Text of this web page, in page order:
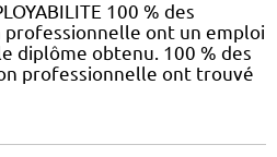
100 % des
ont un emploi
diplôme obtenu. 100 % des
professionnelle ont trouvé